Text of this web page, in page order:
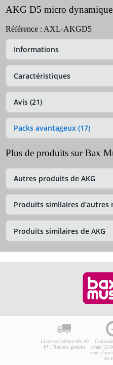
AKG D5 micro
Référence : AXL-AKGD5
Informations
Caractéristiques
Avis (21)
Packs avantageux (17)
Plus de produits sur Bax
Autres produits de AKG
Produits similaires d'autres
Produits similaires de AKG
Livraison offerte dès 99
€* / Retours gratuits
avant
sous 2
en